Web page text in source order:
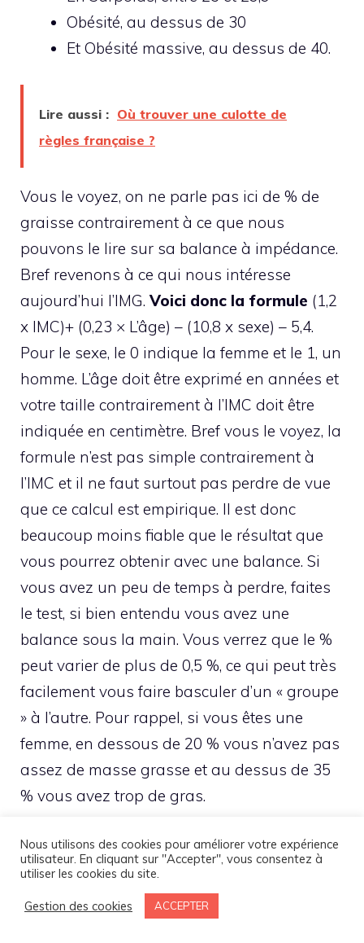
Obésité, au dessus de 30
Et Obésité massive, au dessus de 40.
Lire aussi : Où trouver une culotte de
règles française ?
Vous le voyez, on ne parle pas ici de % de
graisse contrairement à ce que nous
pouvons le lire sur sa balance à impédance.
Bref revenons à ce qui nous intéresse
aujourd’hui l’IMG.Voici donc la formule (1,2
x IMC)+ (0,23 × L’âge) – (10,8 x sexe) – 5,4.
Pour le sexe, le 0 indique la femme et le 1, un
homme. L’âge doit être exprimé en années et
votre taille contrairement à l’IMC doit être
indiquée en centimètre. Bref vous le voyez, la
formule n’est pas simple contrairement à
l’IMC et il ne faut surtout pas perdre de vue
que ce calcul est empirique. Il est donc
beaucoup moins fiable que le résultat que
vous pourrez obtenir avec une balance. Si
vous avez un peu de temps à perdre, faites
le test, si bien entendu vous avez une
balance sous la main. Vous verrez que le %
peut varier de plus de 0,5 %, ce qui peut très
facilement vous faire basculer d’un « groupe
» à l’autre. Pour rappel, si vous êtes une
femme, en dessous de 20 % vous n’avez pas
assez de masse grasse et au dessus de 35
% vous avez trop de gras.
Quels sports pour
faire fondre les
graisses ?
Nous utilisons des cookies pour améliorer votre expérience
utilisateur. En cliquant sur "Accepter", vous consentez à
utiliser les cookies du site.
Gestion des cookies ACCEPTER